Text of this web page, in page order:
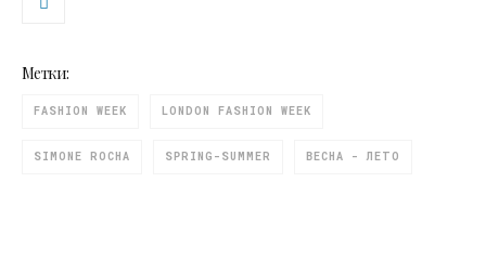
Метки:
FASHION WEEK LONDON FASHION WEEK
SIMONE ROCHA SPRING-SUMMER ВЕСНА - ЛЕТО